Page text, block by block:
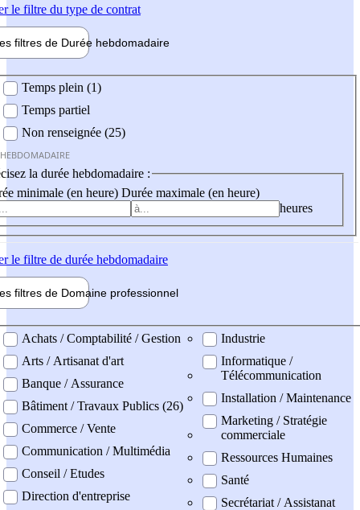
le filtre du type de contrat
filtres de Durée hebdomadaire
Temps plein (1)
Temps partiel
Non renseignée (25)
la durée hebdomadaire :
minimale (en heure) Durée maximale (en heure)
heures
le filtre de durée hebdomadaire
filtres de Domaine professionnel
professionel
Achats / Comptabilité / Gestion
Arts / Artisanat d'art
Banque / Assurance
Bâtiment / Travaux Publics (26)
Commerce / Vente
Communication / Multimédia
Conseil / Etudes
Direction d'entreprise
Industrie
Informatique /
Télécommunication
Installation / Maintenance
Marketing / Stratégie
commerciale
Ressources Humaines
Santé
Secrétariat / Assistanat